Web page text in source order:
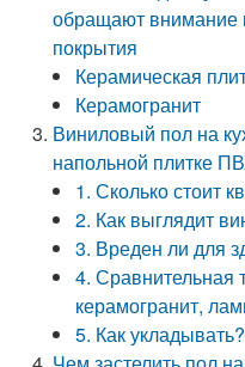
обращают внимание
покрытия
Керамическая
Керамогранит
Виниловый пол на
напольной плитке
1. Сколько стоит
2. Как выглядит
3. Вреден ли для
4. Сравнительная
керамогранит,
5. Как укладывать?